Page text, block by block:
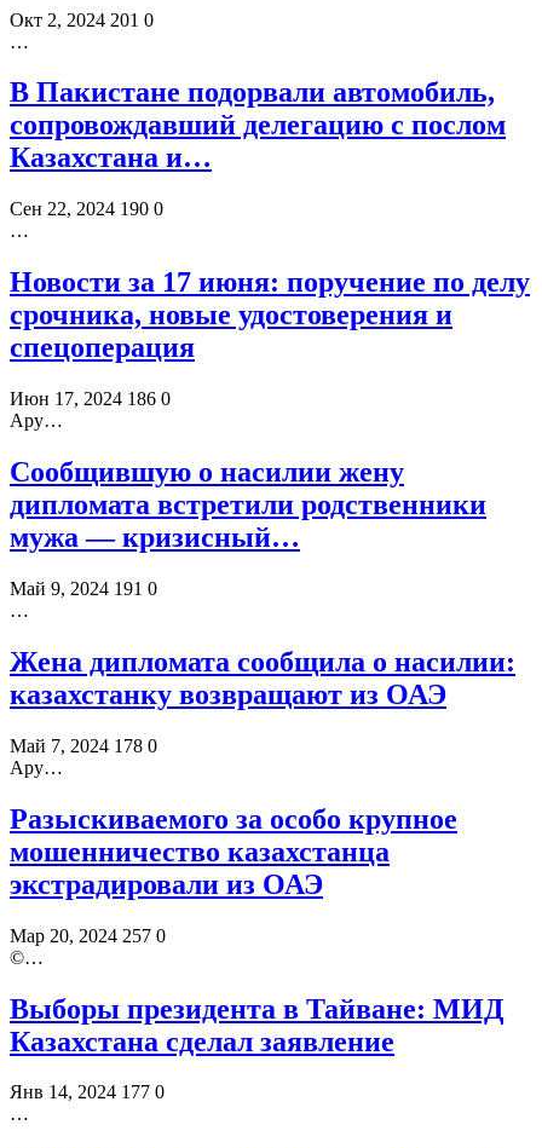
Окт 2, 2024 201 0
…
В Пакистане подорвали автомобиль,
сопровождавший делегацию с послом
Казахстана и…
Сен 22, 2024 190 0
…
Новости за 17 июня: поручение по делу
срочника, новые удостоверения и
спецоперация
Июн 17, 2024 186 0
Ару…
Сообщившую о насилии жену
дипломата встретили родственники
мужа — кризисный…
Май 9, 2024 191 0
…
Жена дипломата сообщила о насилии:
казахстанку возвращают из ОАЭ
Май 7, 2024 178 0
Ару…
Разыскиваемого за особо крупное
мошенничество казахстанца
экстрадировали из ОАЭ
Мар 20, 2024 257 0
©️…
Выборы президента в Тайване: МИД
Казахстана сделал заявление
Янв 14, 2024 177 0
…